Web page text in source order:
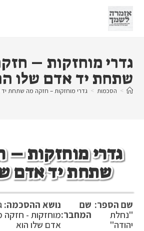
content
גדרי מוחזקות –
שתחת יד אדם שלו
> הסכמות > גדרי מוחזקות – חזקה מה שתחת
גדרי מוחזקות
שתחת יד אדם
שם הספר:
"נחלת
יהודה"
שם
המחבר:
נושא ההסכמה:
מוחזקות -
אדם שלו הוא